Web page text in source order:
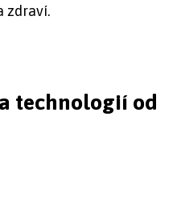
zdraví.
technologií od